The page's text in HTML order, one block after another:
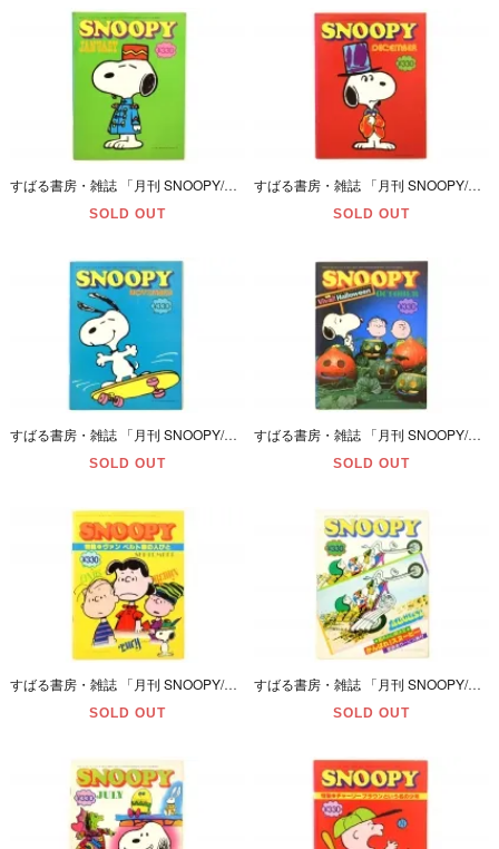
すばる書房・雑誌 「月刊 SNOOPY/スヌーピー・JANUARY/１月号・通巻第96号」 昭和53年(1978年)・ダメージ有
SOLD OUT
すばる書房・雑誌 「月刊 SNOOPY/スヌーピー・DECEMBER/12月号・通巻第95号」 昭和52年(1977年)・ダメージ有
SOLD OUT
すばる書房・雑誌 「月刊 SNOOPY/スヌーピー・NOVEMBER/11月号・通巻第93号」 昭和52年(1977年)・ダメージ有
SOLD OUT
すばる書房・雑誌 「月刊 SNOOPY/スヌーピー・OCTOBER/10月号・通巻第92号」 昭和52年(1977年)・ダメージ有
SOLD OUT
すばる書房・雑誌 「月刊 SNOOPY/スヌーピー・SEPTEMBER/9月号・通巻第91号」 昭和52年(1977年)・強い折れ＆ページ外れ/カット＆ダメージ有
SOLD OUT
すばる書房・雑誌 「月刊 SNOOPY/スヌーピー・AUGUST/8月号・通巻第89号」 昭和52年(1977年)・ダメージ有
SOLD OUT